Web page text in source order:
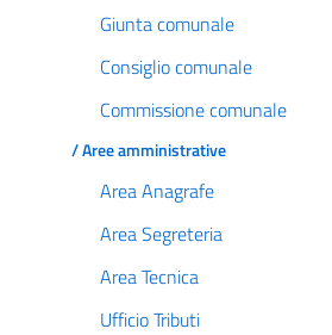
Giunta comunale
Consiglio comunale
Commissione comunale
/ Aree amministrative
Area Anagrafe
Area Segreteria
Area Tecnica
Ufficio Tributi